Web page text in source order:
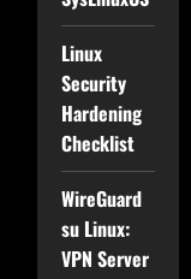
Linux
Security
Hardening
Checklist
WireGuard
su Linux:
VPN Server